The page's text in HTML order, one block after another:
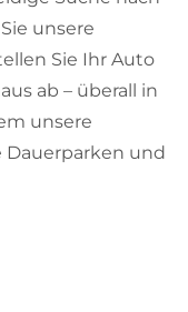
unsere
Sie Ihr Auto
ab – überall in
unsere
Dauerparken und